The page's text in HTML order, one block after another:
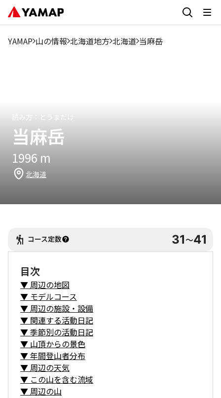
YAMAP 山の情報 北海道地方 北海道 当麻岳
読み方： とうまだけ
当麻岳
1996 m
北海道
コース定数 31〜41
目次
▼ 周辺の地図
▼ モデルコース
▼ 周辺の施設・設備
▼ 関連する活動日記
▼季節別の活動日記
▼ 山頂からの景色
▼年間登山者分布
▼ 周辺の天気
▼ この山を含む流域
▼ 周辺の山
1月
2
3月 4月 5月 6月 7月 8月 9月
0.87%0%0.22%0.87%4.76%1.52%15.99%19.01%